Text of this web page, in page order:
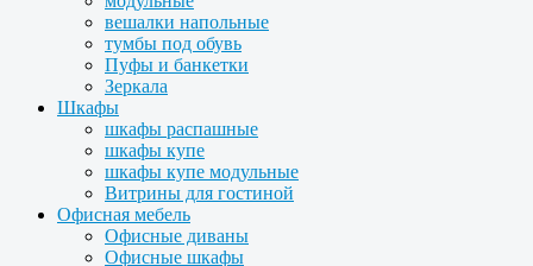
вешалки напольные
тумбы под обувь
Пуфы и банкетки
Зеркала
Шкафы
шкафы распашные
шкафы купе
шкафы купе модульные
Витрины для гостиной
Офисная мебель
Офисные диваны
Офисные шкафы